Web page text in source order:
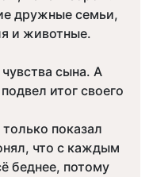
дружные семьи,
и животные.
сына. А
итог своего
показал
что с каждым
беднее, потому